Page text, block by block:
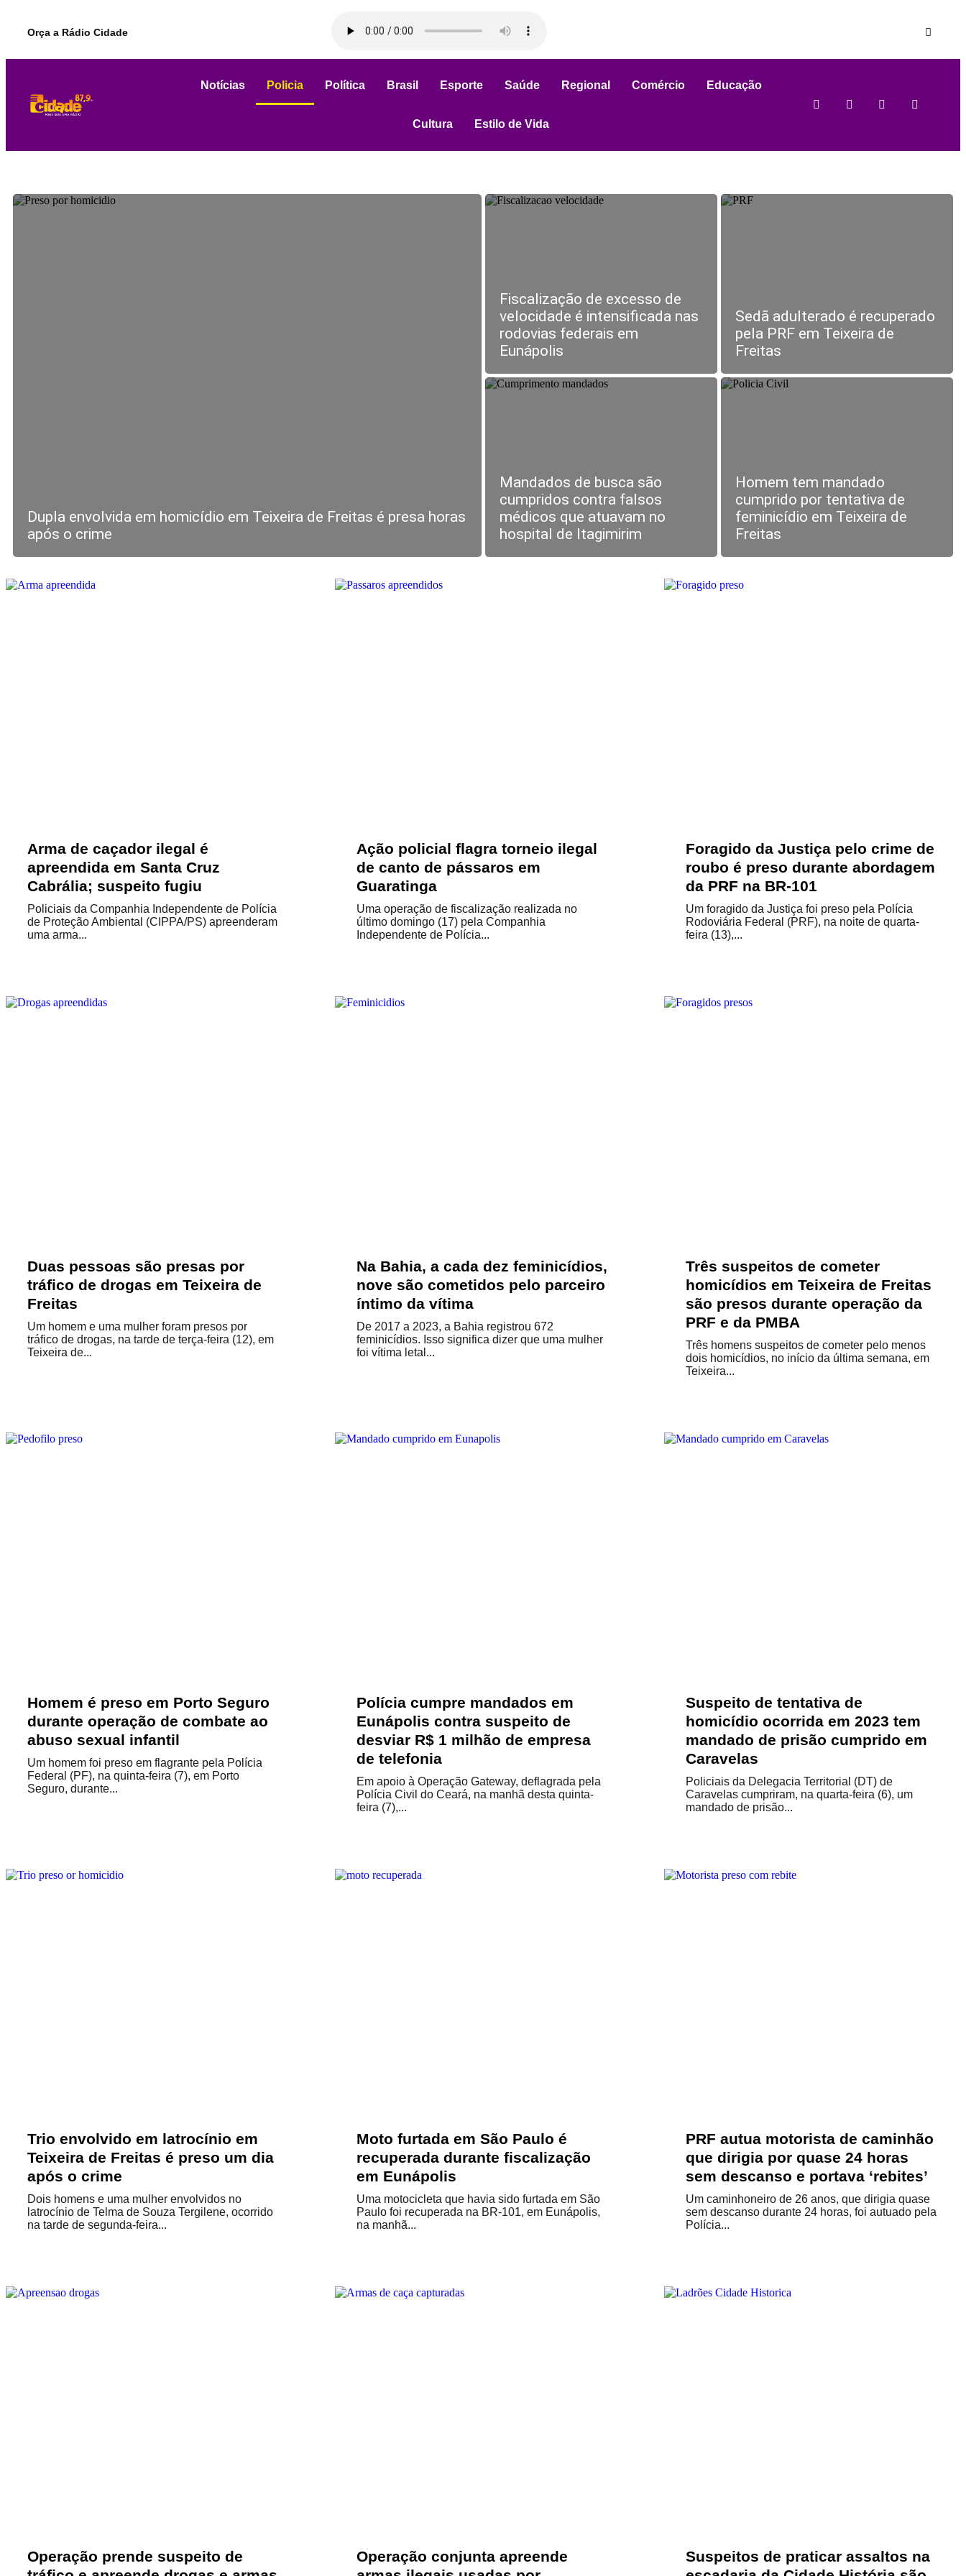
Orça a Rádio Cidade
Notícias Policia Política Brasil Esporte Saúde Regional Comércio Educação
Cultura Estilo de Vida
Dupla envolvida em homicídio em Teixeira de Freitas é presa horas
após o crime
Fiscalização de excesso de
velocidade é intensificada nas
rodovias federais em
Eunápolis
Sedã adulterado é recuperado
pela PRF em Teixeira de
Freitas
Mandados de busca são
cumpridos contra falsos
médicos que atuavam no
hospital de Itagimirim
Homem tem mandado
cumprido por tentativa de
feminicídio em Teixeira de
Freitas
Arma de caçador ilegal é
apreendida em Santa Cruz
Cabrália; suspeito fugiu
Policiais da Companhia Independente de Polícia
de Proteção Ambiental (CIPPA/PS) apreenderam
uma arma...
Ação policial flagra torneio ilegal
de canto de pássaros em
Guaratinga
Uma operação de fiscalização realizada no
último domingo (17) pela Companhia
Independente de Polícia...
Foragido da Justiça pelo crime de
roubo é preso durante abordagem
da PRF na BR-101
Um foragido da Justiça foi preso pela Polícia
Rodoviária Federal (PRF), na noite de quarta-
feira (13),...
Duas pessoas são presas por
tráfico de drogas em Teixeira de
Freitas
Um homem e uma mulher foram presos por
tráfico de drogas, na tarde de terça-feira (12), em
Teixeira de...
Na Bahia, a cada dez feminicídios,
nove são cometidos pelo parceiro
íntimo da vítima
De 2017 a 2023, a Bahia registrou 672
feminicídios. Isso significa dizer que uma mulher
foi vítima letal...
Três suspeitos de cometer
homicídios em Teixeira de Freitas
são presos durante operação da
PRF e da PMBA
Três homens suspeitos de cometer pelo menos
dois homicídios, no início da última semana, em
Teixeira...
Homem é preso em Porto Seguro
durante operação de combate ao
abuso sexual infantil
Um homem foi preso em flagrante pela Polícia
Federal (PF), na quinta-feira (7), em Porto
Seguro, durante...
Polícia cumpre mandados em
Eunápolis contra suspeito de
desviar R$ 1 milhão de empresa
de telefonia
Em apoio à Operação Gateway, deflagrada pela
Polícia Civil do Ceará, na manhã desta quinta-
feira (7),...
Suspeito de tentativa de
homicídio ocorrida em 2023 tem
mandado de prisão cumprido em
Caravelas
Policiais da Delegacia Territorial (DT) de
Caravelas cumpriram, na quarta-feira (6), um
mandado de prisão...
Trio envolvido em latrocínio em
Teixeira de Freitas é preso um dia
após o crime
Dois homens e uma mulher envolvidos no
latrocínio de Telma de Souza Tergilene, ocorrido
na tarde de segunda-feira...
Moto furtada em São Paulo é
recuperada durante fiscalização
em Eunápolis
Uma motocicleta que havia sido furtada em São
Paulo foi recuperada na BR-101, em Eunápolis,
na manhã...
PRF autua motorista de caminhão
que dirigia por quase 24 horas
sem descanso e portava ‘rebites’
Um caminhoneiro de 26 anos, que dirigia quase
sem descanso durante 24 horas, foi autuado pela
Polícia...
Operação prende suspeito de
Operação conjunta apreende
Suspeitos de praticar assaltos na